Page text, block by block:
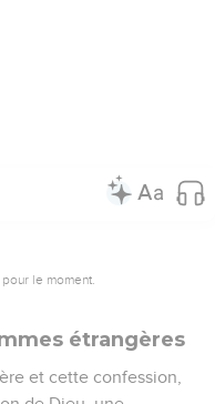
le moment.
étrangères
et cette confession,